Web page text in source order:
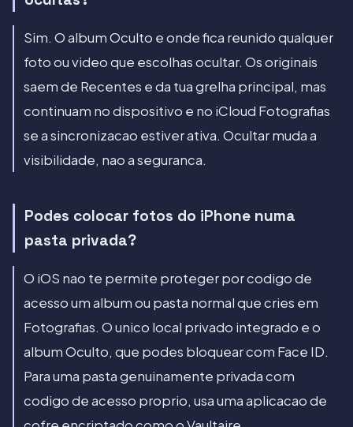
Sim. O album Oculto e onde fica reunido qualquer
foto ou video que escolhas ocultar. Os originais
saem de Recentes e da tua grelha principal, mas
continuam no dispositivo e no iCloud Fotografias
se a sincronizacao estiver ativa. Ocultar muda a
visibilidade, nao a seguranca.
Podes colocar fotos do iPhone numa
pasta privada?
O iOS nao te permite proteger por codigo de
acesso um album ou pasta normal que cries em
Fotografias. O unico local privado integrado e o
album Oculto, que podes bloquear com Face ID.
Para uma pasta genuinamente privada com
codigo de acesso proprio, usa uma aplicacao de